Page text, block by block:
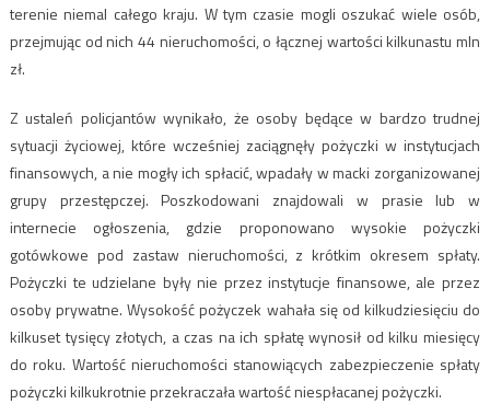
terenie niemal całego kraju. W tym czasie mogli oszukać wiele osób,
przejmując od nich 44 nieruchomości, o łącznej wartości kilkunastu mln
zł.
Z ustaleń policjantów wynikało, że osoby będące w bardzo trudnej
sytuacji życiowej, które wcześniej zaciągnęły pożyczki w instytucjach
finansowych, a nie mogły ich spłacić, wpadały w macki zorganizowanej
grupy przestępczej. Poszkodowani znajdowali w prasie lub w
internecie ogłoszenia, gdzie proponowano wysokie pożyczki
gotówkowe pod zastaw nieruchomości, z krótkim okresem spłaty.
Pożyczki te udzielane były nie przez instytucje finansowe, ale przez
osoby prywatne. Wysokość pożyczek wahała się od kilkudziesięciu do
kilkuset tysięcy złotych, a czas na ich spłatę wynosił od kilku miesięcy
do roku. Wartość nieruchomości stanowiących zabezpieczenie spłaty
pożyczki kilkukrotnie przekraczała wartość niespłacanej pożyczki.